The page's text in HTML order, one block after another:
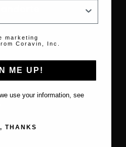
marketing
Coravin, Inc.
ME UP!
use your information, see
THANKS